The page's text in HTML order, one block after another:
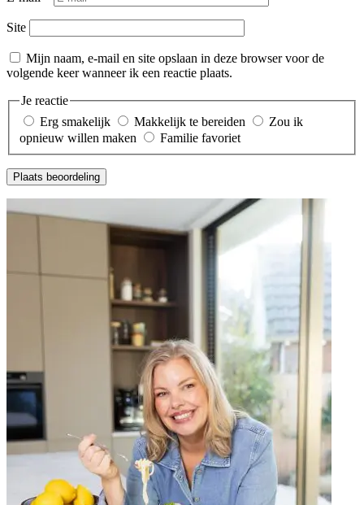
Site
Mijn naam, e-mail en site opslaan in deze browser voor de
volgende keer wanneer ik een reactie plaats.
Je reactie
Erg smakelijk
Makkelijk te bereiden
Zou ik
opnieuw willen maken
Familie favoriet
Plaats beoordeling